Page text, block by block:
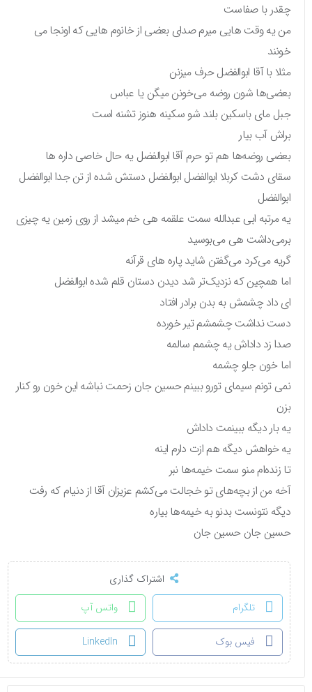
چقدر با صفاست
من یه وقت هایی میرم صدای بعضی از خانوم هایی که اونجا می
خونند
مثلا با آقا ابوالفضل حرف میزنن
بعضی‌ها شون روضه می‌خونن میگن یا عباس
جبل مای باسکین بلند شو سکینه هنوز تشنه است
براش آب بیار
بعضی روضه‌ها هم تو حرم آقا ابوالفضل یه حال خاصی داره ها
سقای دشت کربلا ابوالفضل ابوالفضل دستش شده از تن جدا ابوالفضل
ابوالفضل
یه مرتبه ابی عبدالله سمت علقمه هی خم میشد از روی زمین یه چیزی
برمی‌داشت هی می‌بوسید
گریه می‌کرد می‌گفتن شاید پاره های قرآنه
اما همچین که نزدیک‌تر شد دیدن دستان قلم شده ابوالفضل
ای داد چشمش به بدن برادر افتاد
دست نداشت چشمشم تیر خورده
صدا زد داداش یه چشمم سالمه
اما خون جلو چشمه
نمی تونم سیمای تورو ببینم حسین جان زحمت نباشه این خون رو کنار
بزن
یه بار دیگه ببینمت داداش
یه خواهش دیگه هم ازت دارم اینه
تا زنده‌ام منو سمت خیمه‌ها نبر
آخه من از بچه‌های تو خجالت می‌کشم عزیزان آقا از دنیام که رفت
دیگه نتونست بدنو به خیمه‌ها بیاره
حسین جان حسین جان
اشتراک گذاری
تلگرام
واتس آپ
فیس بوک LinkedIn